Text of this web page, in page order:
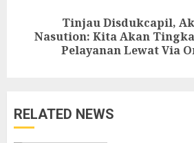
Next
Tinjau Disdukcapil,
Nasution: Kita Akan
Pelayanan Lewat Via
RELATED NEWS